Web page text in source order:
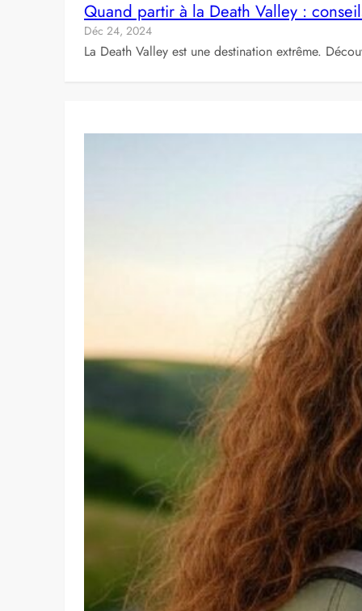
Quand partir à la Death Valley :
Déc 24, 2024
La Death Valley est une destination extrême.